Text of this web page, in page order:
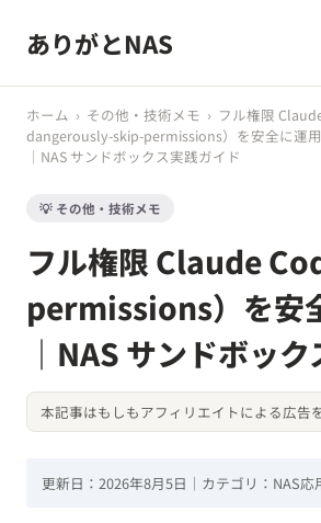
ありがとNAS
ホーム › その他・技術メモ › フル権限
dangerously-skip-permissions）を安全に運
｜NAS サンドボックス実践ガイド
💡 その他・技術メモ
フル権限 Claude
permissions）を安
｜NAS サンドボッ
本記事はもしもアフィリエイトによる広告
更新日：2026年8月5日｜カテゴリ：NAS応